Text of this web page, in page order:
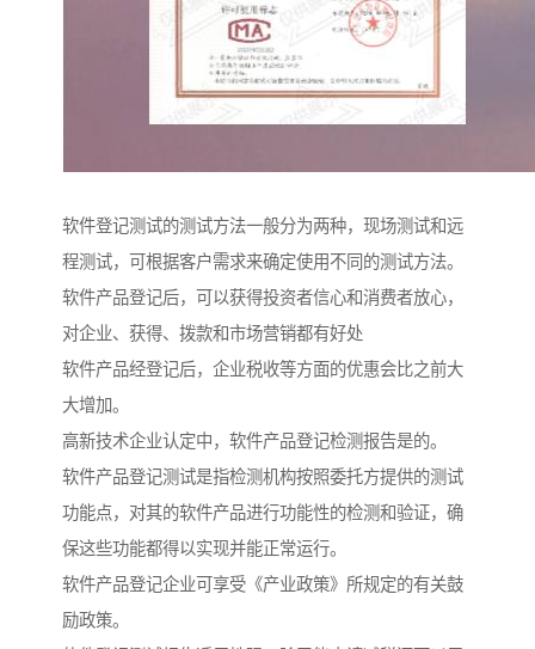
软件登记测试的测试方法一般分为两种，现场测试和远
程测试，可根据客户需求来确定使用不同的测试方法。
软件产品登记后，可以获得投资者信心和消费者放心，
对企业、获得、拨款和市场营销都有好处
软件产品经登记后，企业税收等方面的优惠会比之前大
大增加。
高新技术企业认定中，软件产品登记检测报告是的。
软件产品登记测试是指检测机构按照委托方提供的测试
功能点，对其的软件产品进行功能性的检测和验证，确
保这些功能都得以实现并能正常运行。
软件产品登记企业可享受《产业政策》所规定的有关鼓
励政策。